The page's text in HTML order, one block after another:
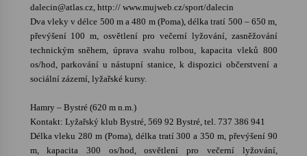
22. 7. 2026
Vysočinka
17. 7. 2026
Ozvěny prázdnin
14. 7. 2026
dalecin@atlas.cz, http:// www.mujweb.cz/sport/dalecin
Dva vleky v délce 500 m a 480 m (Poma), délka tratí 500 – 650 m,
převýšení 100 m, osvětlení pro večerní lyžování, zasněžování
technickým sněhem, úprava svahu rolbou, kapacita vleků 800
os/hod, parkování u nástupní stanice, k dispozici občerstvení a
sociální zázemí, lyžařské kursy.
Hamry – Bystré (620 m n.m.)
Kontakt: Lyžařský klub Bystré, 569 92 Bystré, tel. 737 386 941
Délka vleku 280 m (Poma), délka tratí 300 a 350 m, převýšení 90
m, kapacita 300 os/hod, osvětlení pro večerní lyžování,